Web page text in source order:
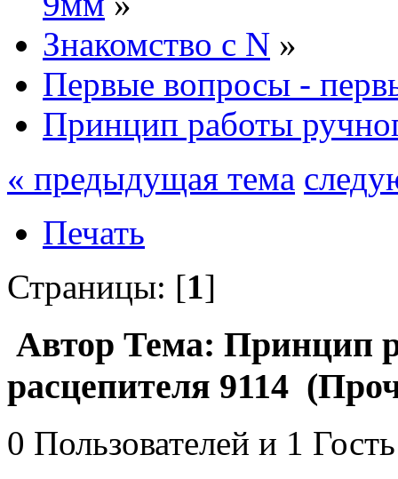
Знакомство с N »
Первые вопросы -
Принцип работы
« предыдущая тема
Печать
Страницы: [1]
Автор Тема: Принцип
расцепителя 9114
0 Пользователей и 1